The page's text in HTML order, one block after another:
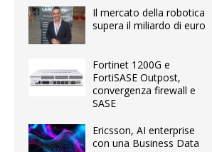
Il mercato della robotica
supera il miliardo di euro
Fortinet 1200G e
FortiSASE Outpost,
convergenza firewall e
SASE
Ericsson, AI enterprise
con una Business Data